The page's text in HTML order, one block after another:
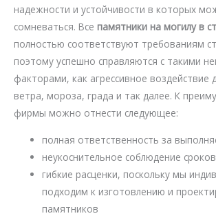
надежности и устойчивости в которых
сомневаться. Все памятники на могилу в
полностью соответствуют требованиям
поэтому успешно справляются с такими
факторами, как агрессивное воздействие
ветра, мороза, града и так далее. К
фирмы можно отнести следующее:
полная ответственность за
неукоснительное соблюдение
гибкие расценки, поскольку мы
подходим к изготовлению и
памятников